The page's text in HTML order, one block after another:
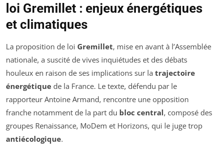
loi Gremillet : enjeux énergétiques
et climatiques
La proposition de loi Gremillet, mise en avant à l’Assemblée
nationale, a suscité de vives inquiétudes et des débats
houleux en raison de ses implications sur la trajectoire
énergétique de la France. Le texte, défendu par le
rapporteur Antoine Armand, rencontre une opposition
franche notamment de la part du bloc central, composé des
groupes Renaissance, MoDem et Horizons, qui le juge trop
antiécologique.